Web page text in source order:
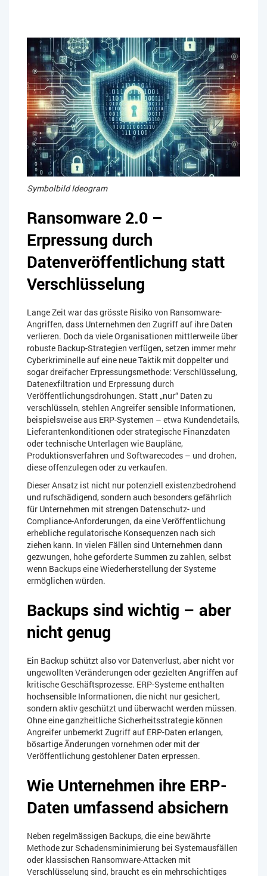
Symbolbild Ideogram
Ransomware 2.0 –
Erpressung durch
Datenveröffentlichung statt
Verschlüsselung
Lange Zeit war das grösste Risiko von Ransomware-
Angriffen, dass Unternehmen den Zugriff auf ihre Daten
verlieren. Doch da viele Organisationen mittlerweile über
robuste Backup-Strategien verfügen, setzen immer mehr
Cyberkriminelle auf eine neue Taktik mit doppelter und
sogar dreifacher Erpressungsmethode: Verschlüsselung,
Datenexfiltration und Erpressung durch
Veröffentlichungsdrohungen. Statt „nur“ Daten zu
verschlüsseln, stehlen Angreifer sensible Informationen,
beispielsweise aus ERP-Systemen – etwa Kundendetails,
Lieferantenkonditionen oder strategische Finanzdaten
oder technische Unterlagen wie Baupläne,
Produktionsverfahren und Softwarecodes – und drohen,
diese offenzulegen oder zu verkaufen.
Dieser Ansatz ist nicht nur potenziell existenzbedrohend
und rufschädigend, sondern auch besonders gefährlich
für Unternehmen mit strengen Datenschutz- und
Compliance-Anforderungen, da eine Veröffentlichung
erhebliche regulatorische Konsequenzen nach sich
ziehen kann. In vielen Fällen sind Unternehmen dann
gezwungen, hohe geforderte Summen zu zahlen, selbst
wenn Backups eine Wiederherstellung der Systeme
ermöglichen würden.
Backups sind wichtig – aber
nicht genug
Ein Backup schützt also vor Datenverlust, aber nicht vor
ungewollten Veränderungen oder gezielten Angriffen auf
kritische Geschäftsprozesse. ERP-Systeme enthalten
hochsensible Informationen, die nicht nur gesichert,
sondern aktiv geschützt und überwacht werden müssen.
Ohne eine ganzheitliche Sicherheitsstrategie können
Angreifer unbemerkt Zugriff auf ERP-Daten erlangen,
bösartige Änderungen vornehmen oder mit der
Veröffentlichung gestohlener Daten erpressen.
Wie Unternehmen ihre ERP-
Daten umfassend absichern
Neben regelmässigen Backups, die eine bewährte
Methode zur Schadensminimierung bei Systemausfällen
oder klassischen Ransomware-Attacken mit
Verschlüsselung sind, braucht es ein mehrschichtiges